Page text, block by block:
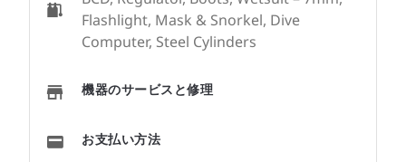
Flashlight, Mask & Snorkel, Dive
Computer, Steel Cylinders
機器のサービスと修理
お支払い方法